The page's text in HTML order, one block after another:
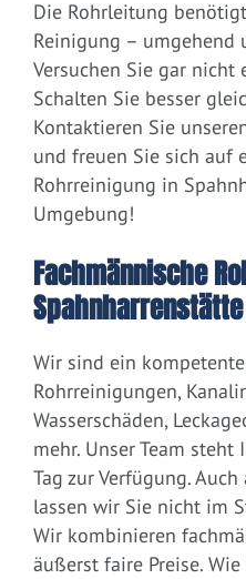
Die Rohrleitung
Reinigung – umgehend
Versuchen Sie gar
Schalten Sie besser
Kontaktieren Sie
und freuen Sie sich auf
Rohrreinigung in
Umgebung!
Fachmännische
Spahnharrenstätte
Wir sind ein
Rohrreinigungen,
Wasserschäden,
mehr. Unser Team
Tag zur Verfügung.
lassen wir Sie nicht im
Wir kombinieren
äußerst faire Preise.